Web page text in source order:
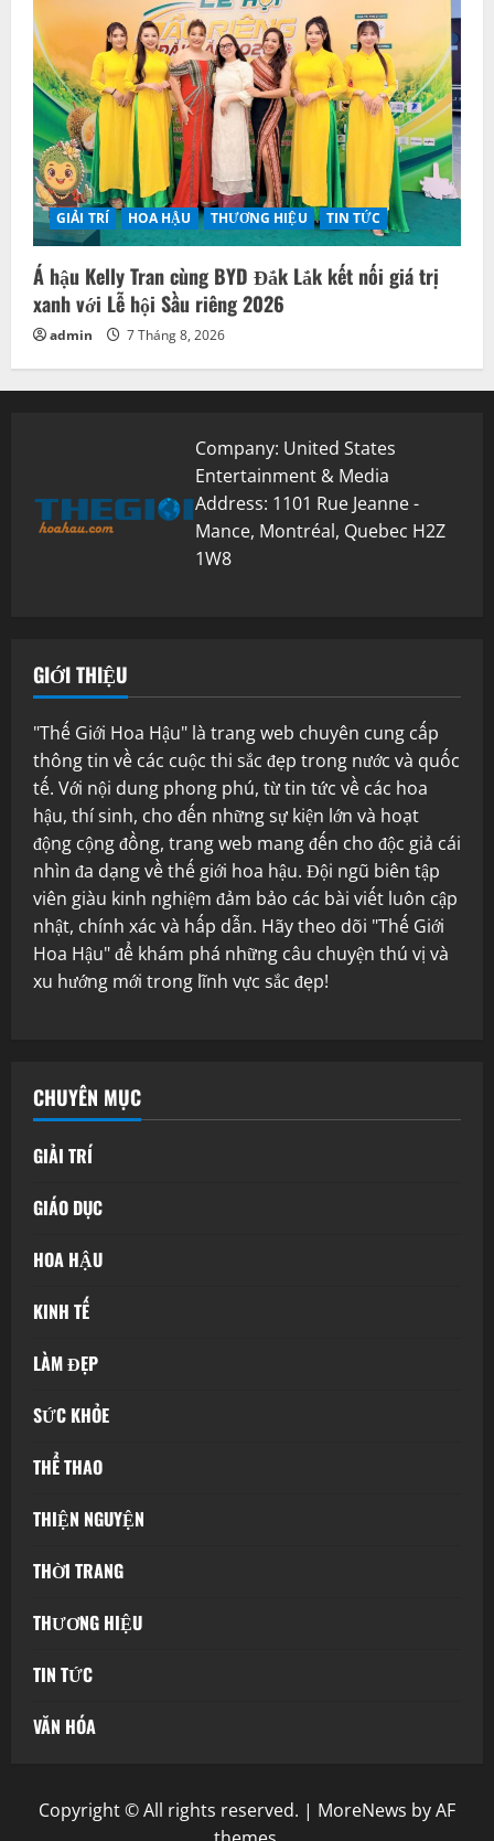
GIẢI TRÍ HOA HẬU THƯƠNG HIỆU TIN TỨC
Á hậu Kelly Tran cùng BYD Đắk Lắk kết nối giá trị
xanh với Lễ hội Sầu riêng 2026
admin 7 Tháng 8, 2026
Company: United States
Entertainment & Media
Address: 1101 Rue Jeanne -
Mance, Montréal, Quebec H2Z
1W8
GIỚI THIỆU
"Thế Giới Hoa Hậu" là trang web chuyên cung cấp
thông tin về các cuộc thi sắc đẹp trong nước và quốc
tế. Với nội dung phong phú, từ tin tức về các hoa
hậu, thí sinh, cho đến những sự kiện lớn và hoạt
động cộng đồng, trang web mang đến cho độc giả cái
nhìn đa dạng về thế giới hoa hậu. Đội ngũ biên tập
viên giàu kinh nghiệm đảm bảo các bài viết luôn cập
nhật, chính xác và hấp dẫn. Hãy theo dõi "Thế Giới
Hoa Hậu" để khám phá những câu chuyện thú vị và
xu hướng mới trong lĩnh vực sắc đẹp!
CHUYÊN MỤC
GIẢI TRÍ
GIÁO DỤC
HOA HẬU
KINH TẾ
LÀM ĐẸP
SỨC KHỎE
THỂ THAO
THIỆN NGUYỆN
THỜI TRANG
THƯƠNG HIỆU
TIN TỨC
VĂN HÓA
Copyright © All rights reserved. | MoreNews by AF